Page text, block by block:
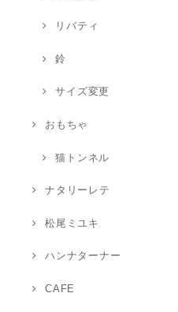
リバティ
鈴
サイズ変更
おもちゃ
猫トンネル
ナタリーレテ
松尾ミユキ
ハンナターナー
CAFE